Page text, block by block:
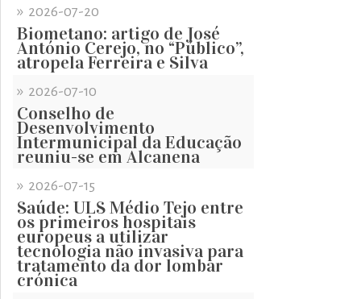
» 2026-07-20
Biometano: artigo de José
António Cerejo, no “Público”,
atropela Ferreira e Silva
» 2026-07-10
Conselho de
Desenvolvimento
Intermunicipal da Educação
reuniu-se em Alcanena
» 2026-07-15
Saúde: ULS Médio Tejo entre
os primeiros hospitais
europeus a utilizar
tecnologia não invasiva para
tratamento da dor lombar
crónica